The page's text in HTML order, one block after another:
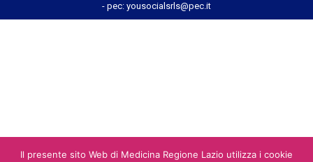
- pec: yousocialsrls@pec.it
Il presente sito Web di Medicina Regione Lazio utilizza i cookie